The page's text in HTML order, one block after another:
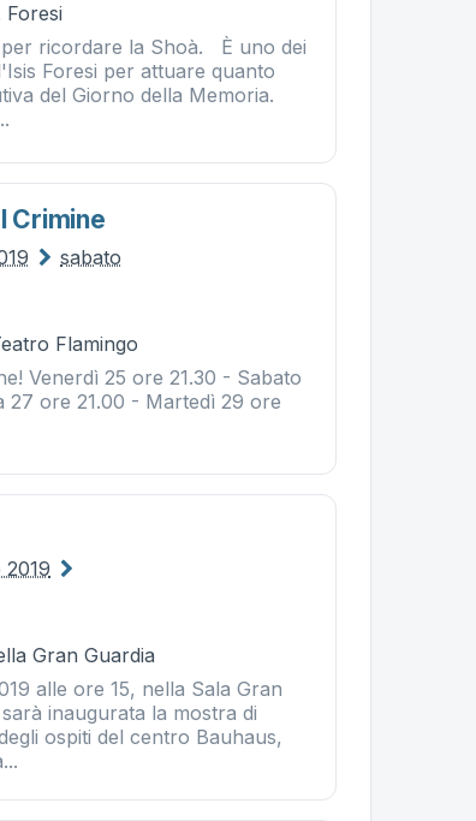
ricordare la Shoà. È uno dei
Foresi per attuare quanto
del Giorno della Memoria.
Crimine
sabato
Flamingo
Venerdì 25 ore 21.30 - Sabato
27 ore 21.00 - Martedì 29 ore
Gran Guardia
alle ore 15, nella Sala Gran
inaugurata la mostra di
ospiti del centro Bauhaus,